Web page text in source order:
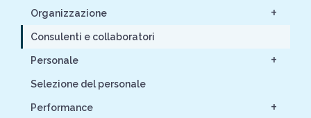
+
Organizzazione
Consulenti e collaboratori
+
Personale
Selezione del personale
+
Performance